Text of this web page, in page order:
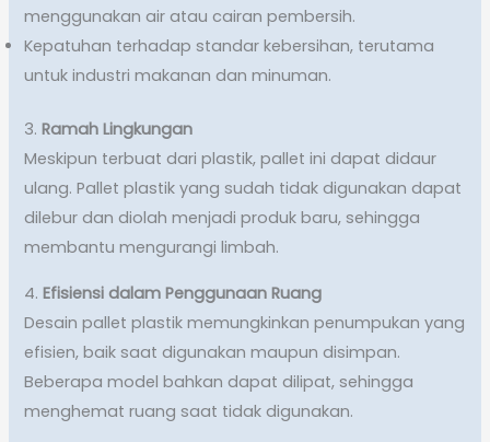
menggunakan air atau cairan pembersih.
Kepatuhan terhadap standar kebersihan, terutama
untuk industri makanan dan minuman.
3.Ramah Lingkungan
Meskipun terbuat dari plastik, pallet ini dapat didaur
ulang. Pallet plastik yang sudah tidak digunakan dapat
dilebur dan diolah menjadi produk baru, sehingga
membantu mengurangi limbah.
4.Efisiensi dalam Penggunaan Ruang
Desain pallet plastik memungkinkan penumpukan yang
efisien, baik saat digunakan maupun disimpan.
Beberapa model bahkan dapat dilipat, sehingga
menghemat ruang saat tidak digunakan.